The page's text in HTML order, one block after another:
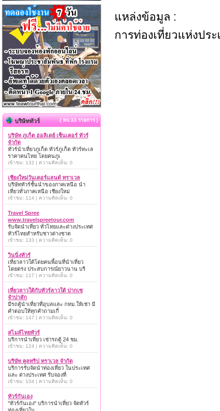
แหล่งข้อมูล :
การท่องเที่ยวแห่งปร
บริษัททัวร์ { พบ 33 รายการ }
บริษัท ภูเก็ต ฮอลิเดย์ เซ็นเตอร์ ทัวร์
จำกัด
ทัวร์นำเที่ยวภูเก็ต ทัวร์ภูเก็ต ทัวร์ทะเล
ราคาคนไทย โดยคนภูเ
เข้าชม: 132 | ความคิดเห็น: 0
เชียงใหม่วันเดอร์แลนด์ ทราเวล
บริษัททัวร์ชั้นนำของภาคเหนือ นำ
เที่ยวทั่วภาคเหนือ เชียงใหม่
เข้าชม: 114 | ความคิดเห็น: 0
Travel Spree
www.travelspreetour.com
รับจัดนำเที่ยว ทั่วไทยและต่างประเทศ
ทัวร์ไทยสำหรับชาวต่างชาต
เข้าชม: 133 | ความคิดเห็น: 0
วินนิ่งทัวร์
เที่ยวลาวใต้โดยคนพื้อนที่นำเที่ยว
โดยตรง ประสบการณ์ยาวนาน บริ
เข้าชม: 117 | ความคิดเห็น: 0
เที่ยวลาวใต้กับทัวร์ลาวใต้ ปากเซ
จำปาสัก
มีรถตู้นำเที่ยวที่อุบลและ กทม.ให้เช่า มี
คำตอบให้ทุกคำถามเกี่
เข้าชม: 147 | ความคิดเห็น: 0
สไมล์ไทยทัวร์
บริการนำเที่ยว เช่ารถตู้ 24 ชม.
เข้าชม: 124 | ความคิดเห็น: 0
บริษัท คูลทริป ทราเวล จำกัด
บริการรับจัดนำท่องเที่ยว ในประเทศ
และ ต่างประเทศ รับจองที่
เข้าชม: 104 | ความคิดเห็น: 0
ทัวร์กันเอง
"ทัวร์กันเอง" บริการนำเที่ยว จัดทัวร์